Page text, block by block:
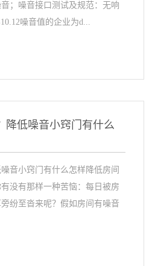
；噪音接口测试及规范：无响
噪音值的企业为d...
降低噪音小窍门有什么
音小窍门有什么怎样降低房间
没有那样一种苦恼：每日被房
纷至沓来呢？假如房间有噪音